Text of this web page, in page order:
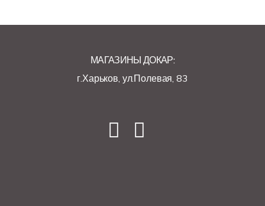
МАГАЗИНЫ ДОКАР:
г.Харьков, ул.Полевая, 83